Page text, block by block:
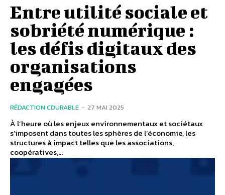
Entre utilité sociale et
sobriété numérique :
les défis digitaux des
organisations
engagées
RÉDACTION CDURABLE - 27 MAI 2025
À l’heure où les enjeux environnementaux et sociétaux
s’imposent dans toutes les sphères de l’économie, les
structures à impact telles que les associations,
coopératives,...